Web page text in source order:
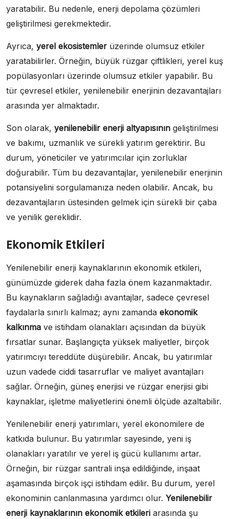
yaratabilir. Bu nedenle, enerji depolama çözümleri
geliştirilmesi gerekmektedir.
Ayrıca, yerel ekosistemler üzerinde olumsuz etkiler
yaratabilirler. Örneğin, büyük rüzgar çiftlikleri, yerel kuş
popülasyonları üzerinde olumsuz etkiler yapabilir. Bu
tür çevresel etkiler, yenilenebilir enerjinin dezavantajları
arasında yer almaktadır.
Son olarak, yenilenebilir enerji altyapısının geliştirilmesi
ve bakımı, uzmanlık ve sürekli yatırım gerektirir. Bu
durum, yöneticiler ve yatırımcılar için zorluklar
doğurabilir. Tüm bu dezavantajlar, yenilenebilir enerjinin
potansiyelini sorgulamanıza neden olabilir. Ancak, bu
dezavantajların üstesinden gelmek için sürekli bir çaba
ve yenilik gereklidir.
Ekonomik Etkileri
Yenilenebilir enerji kaynaklarının ekonomik etkileri,
günümüzde giderek daha fazla önem kazanmaktadır.
Bu kaynakların sağladığı avantajlar, sadece çevresel
faydalarla sınırlı kalmaz; aynı zamanda ekonomik
kalkınma ve istihdam olanakları açısından da büyük
fırsatlar sunar. Başlangıçta yüksek maliyetler, birçok
yatırımcıyı tereddüte düşürebilir. Ancak, bu yatırımlar
uzun vadede ciddi tasarruflar ve maliyet avantajları
sağlar. Örneğin, güneş enerjisi ve rüzgar enerjisi gibi
kaynaklar, işletme maliyetlerini önemli ölçüde azaltabilir.
Yenilenebilir enerji yatırımları, yerel ekonomilere de
katkıda bulunur. Bu yatırımlar sayesinde, yeni iş
olanakları yaratılır ve yerel iş gücü kullanımı artar.
Örneğin, bir rüzgar santrali inşa edildiğinde, inşaat
aşamasında birçok işçi istihdam edilir. Bu durum, yerel
ekonominin canlanmasına yardımcı olur. Yenilenebilir
enerji kaynaklarının ekonomik etkileri arasında şu